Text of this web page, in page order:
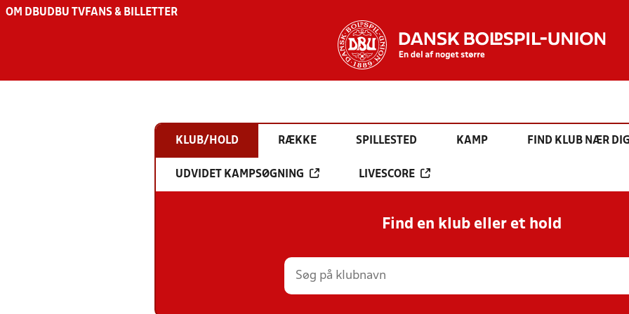
OM DBU DBU TV FANS & BILLETTER
KLUB/HOLD RÆKKE SPILLESTED KAMP FIND KLUB NÆR
UDVIDET KAMPSØGNING LIVESCORE
Find en klub eller et hold